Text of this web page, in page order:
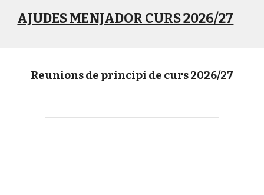
AJUDES MENJADOR CURS 2026/27
Reunions de principi de curs 2026/27